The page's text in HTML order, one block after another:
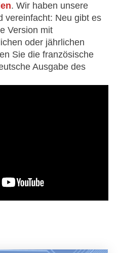
. Wir haben unsere
vereinfacht: Neu gibt es
Version mit
oder jährlichen
Sie die französische
Ausgabe des